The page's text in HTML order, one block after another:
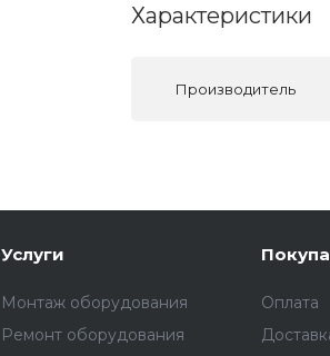
Характеристики
Производитель
Услуги
Монтаж оборудования
Ремонт оборудования
Оплата